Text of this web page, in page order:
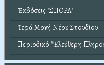
Ἐκδόσεις "ΣΠΟΡΑ"
Ἱερά Μονή Νέου Στουδίου
Περιοδικό "Ἐλεύθερη